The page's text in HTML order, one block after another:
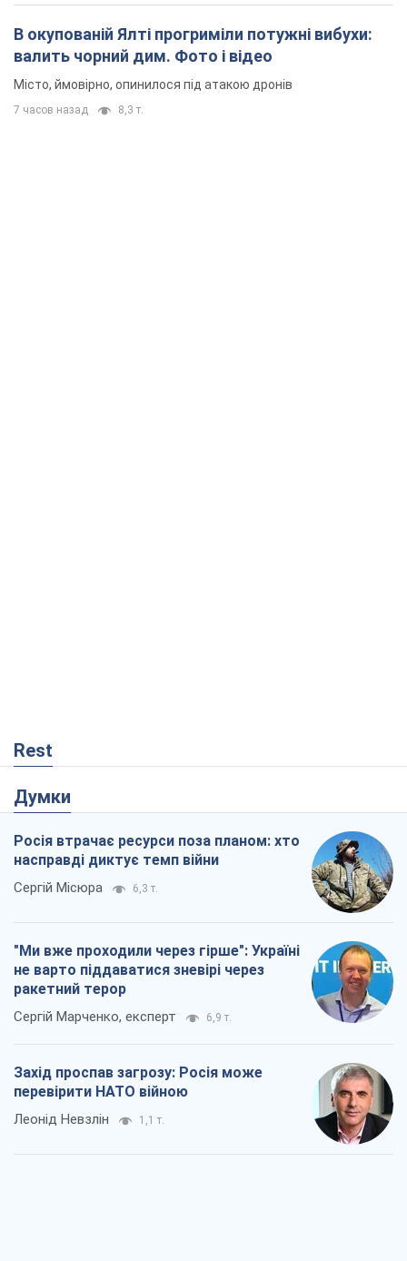
В окупованій Ялті прогриміли потужні вибухи:
валить чорний дим. Фото і відео
Місто, ймовірно, опинилося під атакою дронів
7 часов назад 8,3 т.
Rest
Думки
Росія втрачає ресурси поза планом: хто
насправді диктує темп війни
Сергій Місюра 6,3 т.
"Ми вже проходили через гірше": Україні
не варто піддаватися зневірі через
ракетний терор
Сергій Марченко, експерт 6,9 т.
Захід проспав загрозу: Росія може
перевірити НАТО війною
Леонід Невзлін 1,1 т.